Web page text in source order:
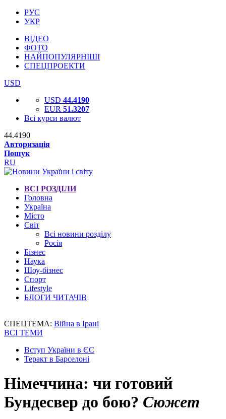
РУС
УКР
ВІДЕО
ФОТО
НАЙПОПУЛЯРНІШІ
СПЕЦПРОЕКТИ
USD
USD 44.4190
EUR 51.3207
Всі курси валют
44.4190
Авторизація
Пошук
RU
ВСІ РОЗДІЛИ
Головна
Україна
Місто
Світ
Всі новини розділу
Росія
Бізнес
Наука
Шоу-бізнес
Спорт
Lifestyle
БЛОГИ ЧИТАЧІВ
СПЕЦТЕМА: Війна в Ірані
ВСІ ТЕМИ
Вступ України в ЄС
Теракт в Барселоні
Німеччина: чи готовий
Бундесвер до бою? Сюжет